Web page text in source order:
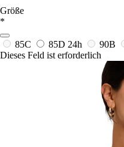
Größe
*
85C 85D 24h 90B
Dieses Feld ist erforderlich